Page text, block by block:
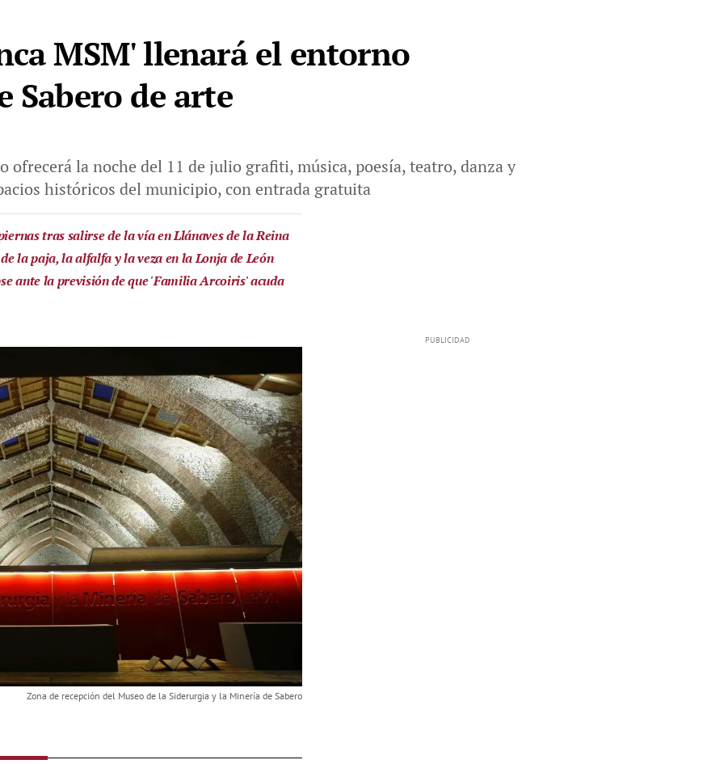
MSM' llenará el entorno
de arte
ofrecerá la noche del 11 de julio grafiti, música, poesía, teatro, danza y
históricos del municipio, con entrada gratuita
tras salirse de la vía en Llánaves de la Reina
la paja, la alfalfa y la veza en la Lonja de León
ante la previsión de que 'Familia Arcoiris' acuda
Zona de recepción del Museo de la Siderurgia y la Minería de Sabero